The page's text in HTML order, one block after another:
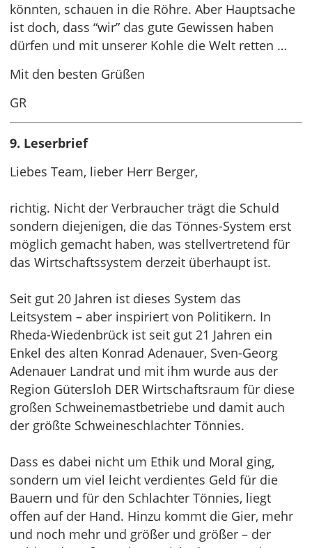
könnten, schauen in die Röhre. Aber Hauptsache
ist doch, dass “wir” das gute Gewissen haben
dürfen und mit unserer Kohle die Welt retten …
Mit den besten Grüßen
GR
9. Leserbrief
Liebes Team, lieber Herr Berger,
richtig. Nicht der Verbraucher trägt die Schuld
sondern diejenigen, die das Tönnes-System erst
möglich gemacht haben, was stellvertretend für
das Wirtschaftssystem derzeit überhaupt ist.
Seit gut 20 Jahren ist dieses System das
Leitsystem – aber inspiriert von Politikern. In
Rheda-Wiedenbrück ist seit gut 21 Jahren ein
Enkel des alten Konrad Adenauer, Sven-Georg
Adenauer Landrat und mit ihm wurde aus der
Region Gütersloh DER Wirtschaftsraum für diese
großen Schweinemastbetriebe und damit auch
der größte Schweineschlachter Tönnies.
Dass es dabei nicht um Ethik und Moral ging,
sondern um viel leicht verdientes Geld für die
Bauern und für den Schlachter Tönnies, liegt
offen auf der Hand. Hinzu kommt die Gier, mehr
und noch mehr und größer und größer – der